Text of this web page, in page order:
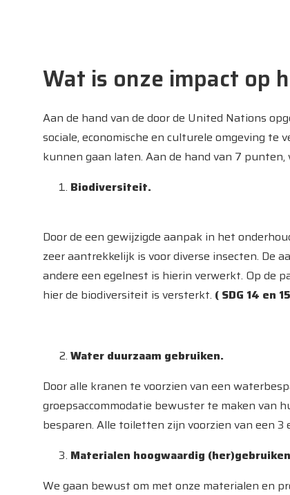
Wat is onze impact op
Aan de hand van de door de United Nations
sociale, economische en culturele omgeving
kunnen gaan laten. Aan de hand van 7 punten,
Biodiversiteit.
Door de een gewijzigde aanpak in het
zeer aantrekkelijk is voor diverse insecten. De
andere een egelnest is hierin verwerkt. Op de
hier de biodiversiteit is versterkt. ( SDG 14 en
Water duurzaam gebruiken.
Door alle kranen te voorzien van een
groepsaccommodatie bewuster te maken van
besparen. Alle toiletten zijn voorzien van een 3
Materialen hoogwaardig
We gaan bewust om met onze materialen en